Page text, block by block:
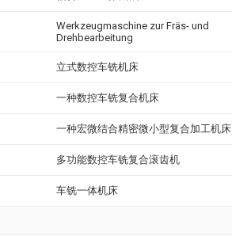
Werkzeugmaschine zur Fräs- und
Drehbearbeitung
立式数控车铣机床
一种数控车铣复合机床
一种宏微结合精密微小型复合加工机床
多功能数控车铣复合滚齿机
车铣一体机床